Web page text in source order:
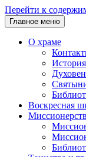
Перейти к
Главное меню
О храме
Воскресная